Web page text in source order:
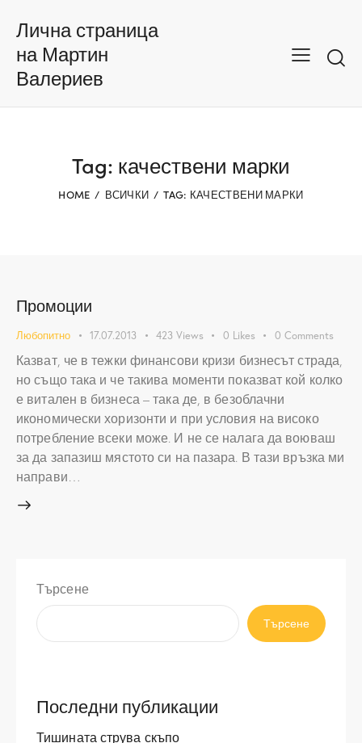
Лична страница
на Мартин
Валериев
Tag: качествени марки
HOME ВСИЧКИ TAG: КАЧЕСТВЕНИ МАРКИ
Промоции
Любопитно 17.07.2013 423 Views 0 Likes 0 Comments
Казват, че в тежки финансови кризи бизнесът страда,
но също така и че такива моменти показват кой колко
е витален в бизнеса – така де, в безоблачни
икономически хоризонти и при условия на високо
потребление всеки може. И не се налага да воюваш
за да запазиш мястото си на пазара. В тази връзка ми
направи…
Търсене
Търсене
Последни публикации
Тишината струва скъпо